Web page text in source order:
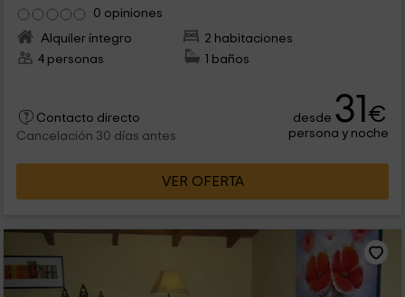
0 opiniones
Alquiler íntegro
2 habitaciones
4 personas
1 baños
Contacto directo
Cancelación 30 días antes
desde 31€
persona y noche
VER OFERTA